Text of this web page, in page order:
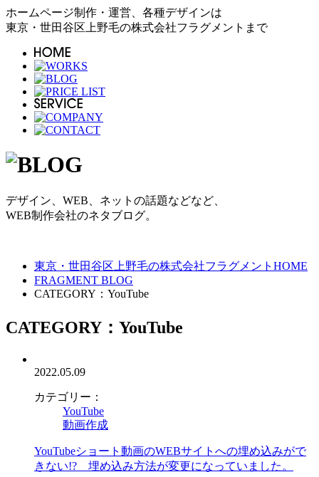
ホームページ制作・運営、各種デザインは
東京・世田谷区上野毛の株式会社フラグメントまで
デザイン、WEB、ネットの話題などなど、
WEB制作会社のネタブログ。
東京・世田谷区上野毛の株式会社フラグメントHOME
FRAGMENT BLOG
CATEGORY：YouTube
CATEGORY：YouTube
2022.05.09
カテゴリー：
YouTube
動画作成
YouTubeショート動画のWEBサイトへの埋め込みがで
きない!? 埋め込み方法が変更になっていました。